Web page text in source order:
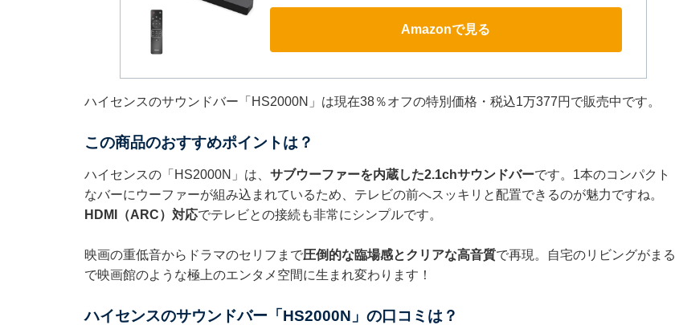
Amazonで見る
ハイセンスのサウンドバー「HS2000N」は現在38％オフの特別価格・税込1万377円で販売中です。
この商品のおすすめポイントは？
ハイセンスの「HS2000N」は、 サブウーファーを内蔵した2.1chサウンドバーです。1本のコンパクト
なバーにウーファーが組み込まれているため、テレビの前へスッキリと配置できるのが魅力ですね。
HDMI（ARC）対応でテレビとの接続も非常にシンプルです。
映画の重低音からドラマのセリフまで圧倒的な臨場感とクリアな高音質で再現。自宅のリビングがまる
で映画館のような極上のエンタメ空間に生まれ変わります！
ハイセンスのサウンドバー「HS2000N」の口コミは？